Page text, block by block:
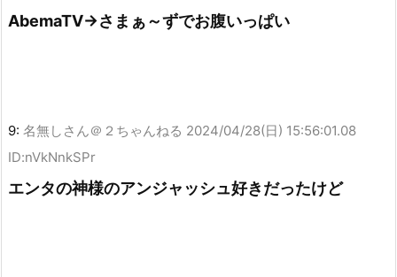
AbemaTV→さまぁ～ずでお腹いっぱい
9: 名無しさん＠２ちゃんねる 2024/04/28(日) 15:56:01.08
ID:nVkNnkSPr
エンタの神様のアンジャッシュ好きだったけど